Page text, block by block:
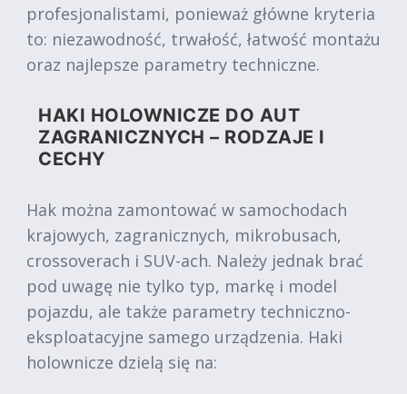
profesjonalistami, ponieważ główne kryteria
to: niezawodność, trwałość, łatwość montażu
oraz najlepsze parametry techniczne.
HAKI HOLOWNICZE DO AUT
ZAGRANICZNYCH – RODZAJE I
CECHY
Hak można zamontować w samochodach
krajowych, zagranicznych, mikrobusach,
crossoverach i SUV-ach. Należy jednak brać
pod uwagę nie tylko typ, markę i model
pojazdu, ale także parametry techniczno-
eksploatacyjne samego urządzenia. Haki
holownicze dzielą się na: